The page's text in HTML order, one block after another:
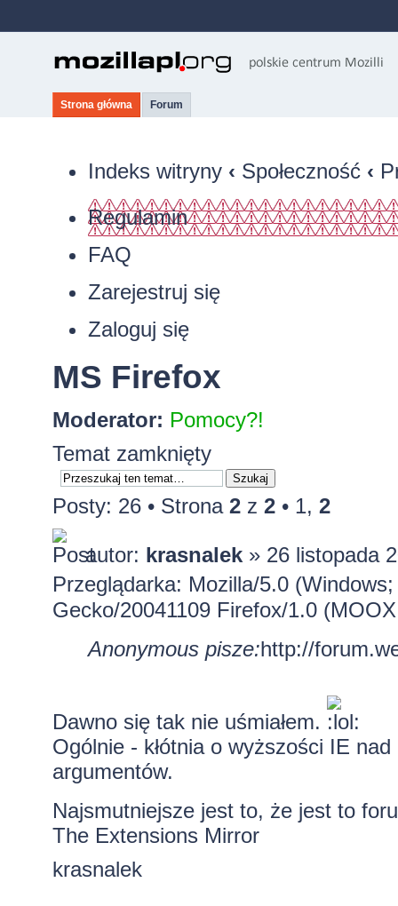
Strona główna Forum
Indeks witryny ‹ Społeczność ‹
Regulamin
FAQ
Zarejestruj się
Zaloguj się
MS Firefox
Moderator: Pomocy?!
Temat zamknięty
Posty: 26 • Strona 2z 2• 1, 2
autor: krasnalek» 26 listopada
Przeglądarka: Mozilla/5.0
Gecko/20041109 Firefox/1.0
Anonymous pisze:http://
Dawno się tak nie uśmiałem.
Ogólnie - kłótnia o wyższości IE
argumentów.
Najsmutniejsze jest to, że jest to
The Extensions Mirror
krasnalek